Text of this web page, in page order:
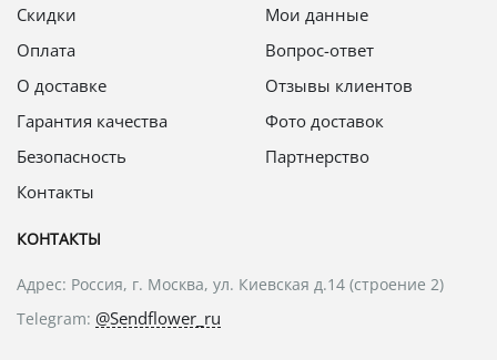
Скидки
Оплата
О доставке
Гарантия качества
Безопасность
Контакты
Мои данные
Вопрос-ответ
Отзывы клиентов
Фото доставок
Партнерство
КОНТАКТЫ
Адрес: Россия, г. Москва, ул. Киевская д.14 (строение 2)
Telegram: @Sendflower_ru